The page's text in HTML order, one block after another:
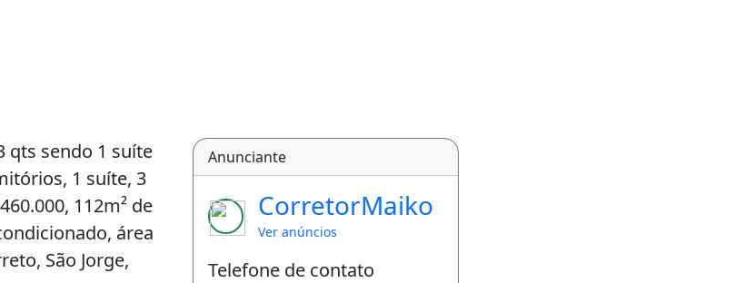
qts sendo 1 suíte
1 suíte, 3
112m² de
área
São Jorge,
Anunciante
CorretorMaiko
Ver anúncios
Telefone de contato